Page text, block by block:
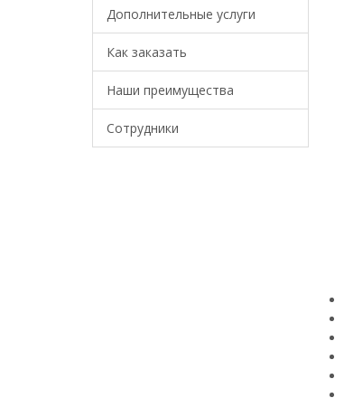
Дополнительные услуги
Как заказать
Наши преимущества
Сотрудники